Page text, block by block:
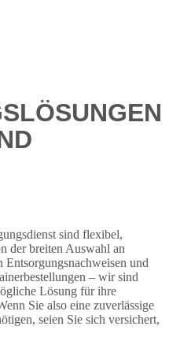
sind flexibel,
der breiten Auswahl an
und
– wir sind
Lösung für ihre
Sie also eine zuverlässige
seien Sie sich versichert,